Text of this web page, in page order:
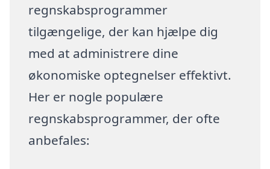
regnskabsprogrammer
tilgængelige, der kan hjælpe dig
med at administrere dine
økonomiske optegnelser effektivt.
Her er nogle populære
regnskabsprogrammer, der ofte
anbefales: